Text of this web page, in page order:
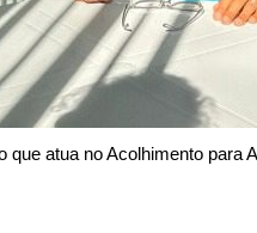
atua no Acolhimento para